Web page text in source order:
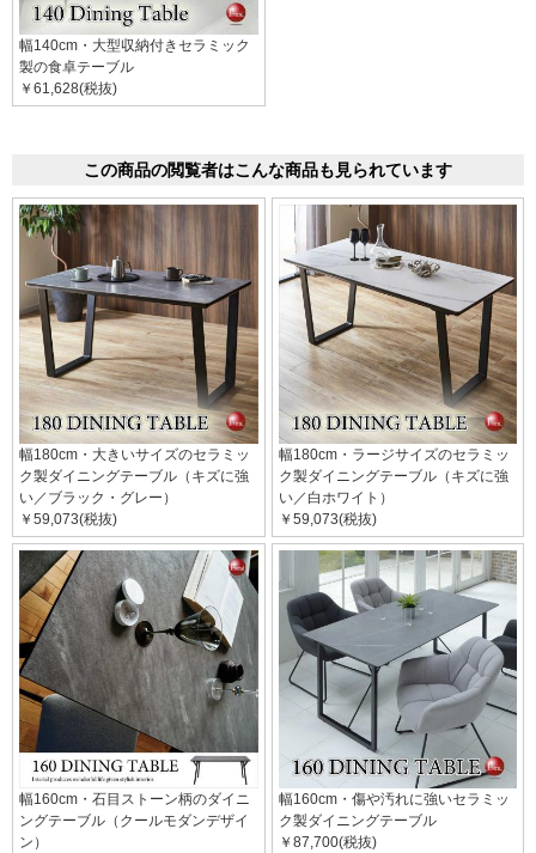
幅140cm・大型収納付きセラミック
製の食卓テーブル
￥61,628(税抜)
この商品の閲覧者はこんな商品も見られています
幅180cm・大きいサイズのセラミッ
ク製ダイニングテーブル（キズに強
い／ブラック・グレー）
￥59,073(税抜)
幅180cm・ラージサイズのセラミッ
ク製ダイニングテーブル（キズに強
い／白ホワイト）
￥59,073(税抜)
幅160cm・石目ストーン柄のダイニ
ングテーブル（クールモダンデザイ
ン）
幅160cm・傷や汚れに強いセラミッ
ク製ダイニングテーブル
￥87,700(税抜)